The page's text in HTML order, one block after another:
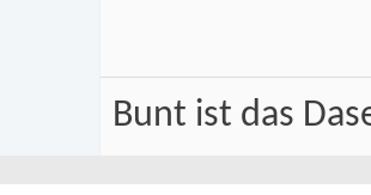
Bunt ist das